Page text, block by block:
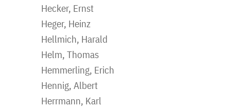
Hecker, Ernst
Heger, Heinz
Hellmich, Harald
Helm, Thomas
Hemmerling, Erich
Hennig, Albert
Herrmann, Karl